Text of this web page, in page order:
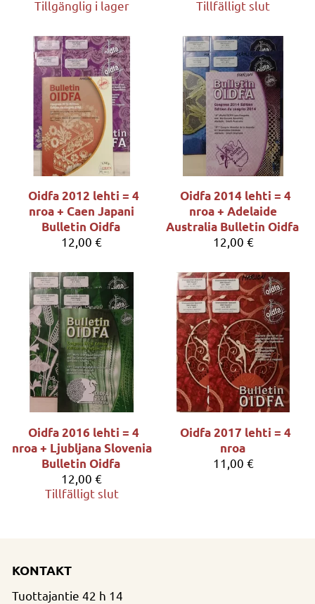
Tillgänglig i lager
Tillfälligt slut
Oidfa 2012 lehti = 4
nroa + Caen Japani
Bulletin Oidfa
12,00 €
Oidfa 2014 lehti = 4
nroa + Adelaide
Australia Bulletin Oidfa
12,00 €
Oidfa 2016 lehti = 4
nroa + Ljubljana Slovenia
Bulletin Oidfa
12,00 €
Tillfälligt slut
Oidfa 2017 lehti = 4
nroa
11,00 €
KONTAKT
Tuottajantie 42 h 14